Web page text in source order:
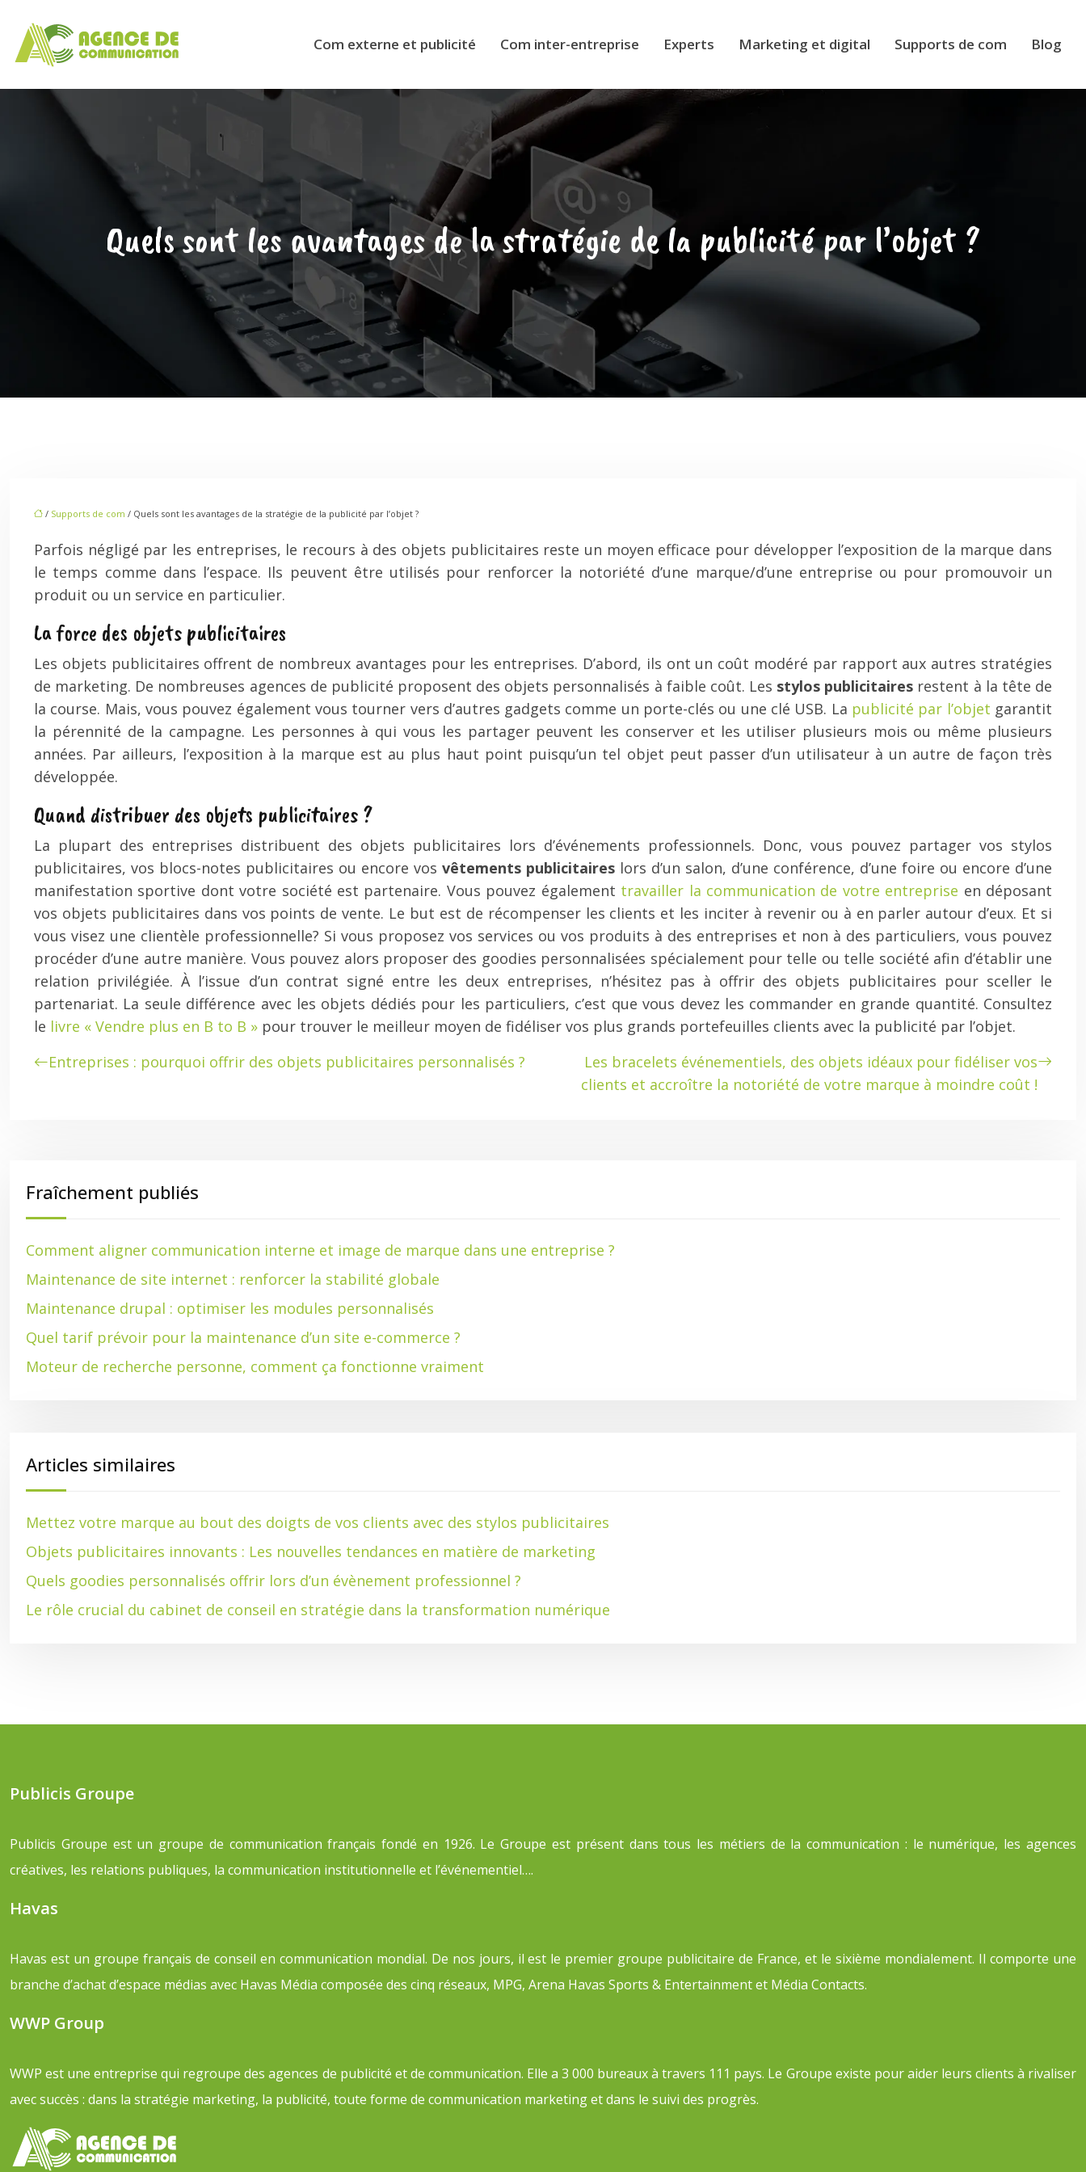
Com externe et publicité Com inter-entreprise Experts Marketing et digital Supports de com Blog
Quels sont les avantages de la stratégie de la publicité par l’objet ?
/ Supports de com / Quels sont les avantages de la stratégie de la publicité par l’objet ?
Parfois négligé par les entreprises, le recours à des objets publicitaires reste un moyen efficace pour développer l’exposition de la marque dans
le temps comme dans l’espace. Ils peuvent être utilisés pour renforcer la notoriété d’une marque/d’une entreprise ou pour promouvoir un
produit ou un service en particulier.
La force des objets publicitaires
Les objets publicitaires offrent de nombreux avantages pour les entreprises. D’abord, ils ont un coût modéré par rapport aux autres stratégies
de marketing. De nombreuses agences de publicité proposent des objets personnalisés à faible coût. Les stylos publicitaires restent à la tête de
la course. Mais, vous pouvez également vous tourner vers d’autres gadgets comme un porte-clés ou une clé USB. La publicité par l’objet garantit
la pérennité de la campagne. Les personnes à qui vous les partager peuvent les conserver et les utiliser plusieurs mois ou même plusieurs
années. Par ailleurs, l’exposition à la marque est au plus haut point puisqu’un tel objet peut passer d’un utilisateur à un autre de façon très
développée.
Quand distribuer des objets publicitaires ?
La plupart des entreprises distribuent des objets publicitaires lors d’événements professionnels. Donc, vous pouvez partager vos stylos
publicitaires, vos blocs-notes publicitaires ou encore vos vêtements publicitaires lors d’un salon, d’une conférence, d’une foire ou encore d’une
manifestation sportive dont votre société est partenaire. Vous pouvez également travailler la communication de votre entreprise en déposant
vos objets publicitaires dans vos points de vente. Le but est de récompenser les clients et les inciter à revenir ou à en parler autour d’eux. Et si
vous visez une clientèle professionnelle? Si vous proposez vos services ou vos produits à des entreprises et non à des particuliers, vous pouvez
procéder d’une autre manière. Vous pouvez alors proposer des goodies personnalisées spécialement pour telle ou telle société afin d’établir une
relation privilégiée. À l’issue d’un contrat signé entre les deux entreprises, n’hésitez pas à offrir des objets publicitaires pour sceller le
partenariat. La seule différence avec les objets dédiés pour les particuliers, c’est que vous devez les commander en grande quantité. Consultez
le livre « Vendre plus en B to B » pour trouver le meilleur moyen de fidéliser vos plus grands portefeuilles clients avec la publicité par l’objet.
Entreprises : pourquoi offrir des objets publicitaires personnalisés ?
Les bracelets événementiels, des objets idéaux pour fidéliser vos
clients et accroître la notoriété de votre marque à moindre coût !
Fraîchement publiés
Comment aligner communication interne et image de marque dans une entreprise ?
Maintenance de site internet : renforcer la stabilité globale
Maintenance drupal : optimiser les modules personnalisés
Quel tarif prévoir pour la maintenance d’un site e-commerce ?
Moteur de recherche personne, comment ça fonctionne vraiment
Articles similaires
Mettez votre marque au bout des doigts de vos clients avec des stylos publicitaires
Objets publicitaires innovants : Les nouvelles tendances en matière de marketing
Quels goodies personnalisés offrir lors d’un évènement professionnel ?
Le rôle crucial du cabinet de conseil en stratégie dans la transformation numérique
Publicis Groupe
Publicis Groupe est un groupe de communication français fondé en 1926. Le Groupe est présent dans tous les métiers de la communication : le numérique, les agences
créatives, les relations publiques, la communication institutionnelle et l’événementiel….
Havas
Havas est un groupe français de conseil en communication mondial. De nos jours, il est le premier groupe publicitaire de France, et le sixième mondialement. Il comporte une
branche d’achat d’espace médias avec Havas Média composée des cinq réseaux, MPG, Arena Havas Sports & Entertainment et Média Contacts.
WWP Group
WWP est une entreprise qui regroupe des agences de publicité et de communication. Elle a 3 000 bureaux à travers 111 pays. Le Groupe existe pour aider leurs clients à rivaliser
avec succès : dans la stratégie marketing, la publicité, toute forme de communication marketing et dans le suivi des progrès.